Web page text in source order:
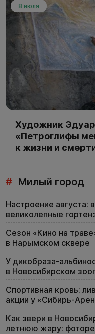
8 июля
Художник
«Петроглифы
к жизни и
# Милый город
Настроение августа:
великолепные
Сезон «Кино на
в Нарымском сквере
У дикобраза-
в Новосибирском
Спортивная кровь:
акции у «Сибирь-
Как звери в
летнюю жару: